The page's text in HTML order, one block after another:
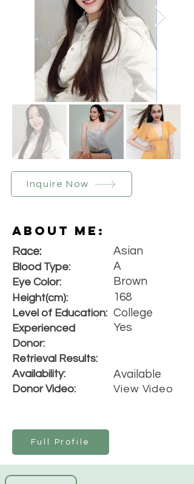
Inquire Now
About Me:
Race:
Blood Type:
Eye Color:
Height(cm):
Level of Education:
Experienced
Donor:
Retrieval Results:
Availability:
Donor Video:
Asian
A
Brown
168
College
Yes
Available
View Video
Full Profile